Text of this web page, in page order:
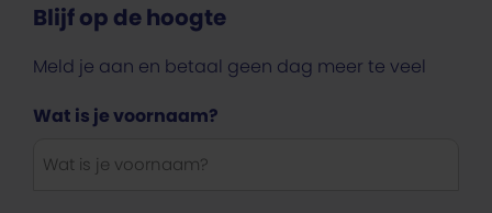
Blijf op de hoogte
Meld je aan en betaal geen dag meer te veel
Wat is je voornaam?